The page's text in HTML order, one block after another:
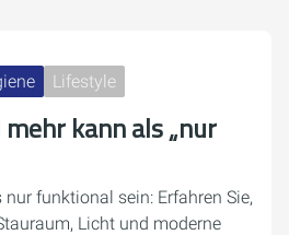
Lifestyle
kann als „nur
funktional sein: Erfahren Sie,
Licht und moderne